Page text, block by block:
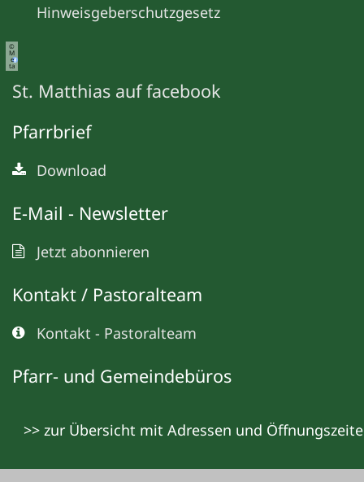
Hinweisgeberschutzgesetz
©
M
e
ta
St. Matthias auf facebook
Pfarrbrief
Download
E-Mail - Newsletter
Jetzt abonnieren
Kontakt / Pastoralteam
Kontakt - Pastoralteam
Pfarr- und Gemeindebüros
>> zur Übersicht mit Adressen und